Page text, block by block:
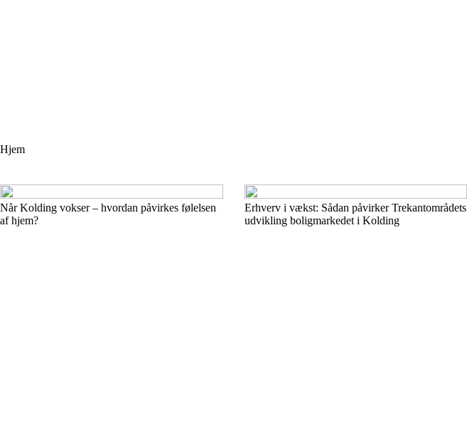
Hjem
Når Kolding vokser – hvordan påvirkes følelsen
af hjem?
Erhverv i vækst: Sådan påvirker Trekantområdets
udvikling boligmarkedet i Kolding